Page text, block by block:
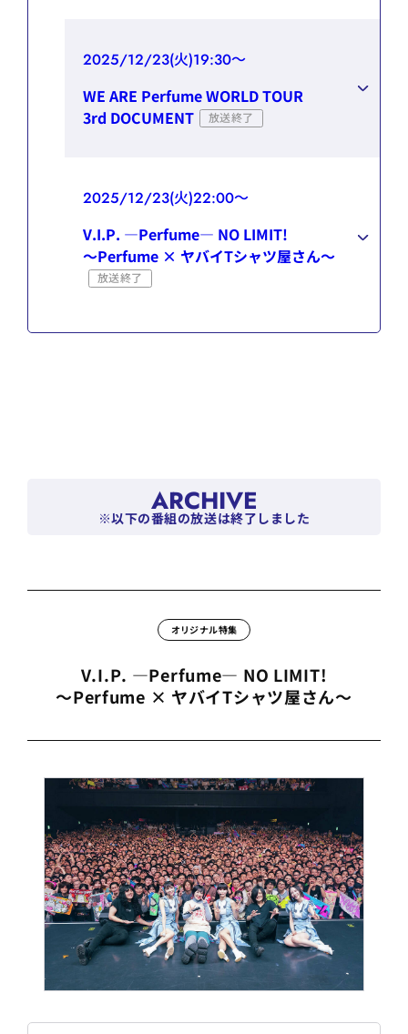
2025/12/23(火)19:30～
WE ARE Perfume WORLD TOUR
3rd DOCUMENT
放送終了
2025/12/23(火)22:00～
V.I.P. ―Perfume― NO LIMIT!
～Perfume × ヤバイTシャツ屋さん～
放送終了
ARCHIVE
※以下の番組の放送は終了しました
オリジナル特集
V.I.P. ―Perfume― NO LIMIT!
～Perfume × ヤバイTシャツ屋さん～